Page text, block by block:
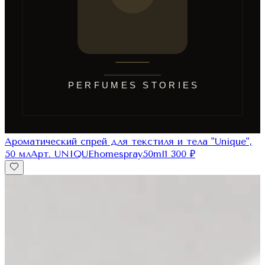
Ароматический спрей для текстиля и тела "Unique",
50 млАрт. UNIQUEhomespray50ml1 300 ₽